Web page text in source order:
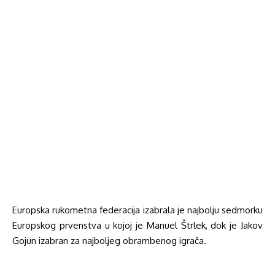
Europska rukometna federacija izabrala je najbolju sedmorku
Europskog prvenstva u kojoj je Manuel Štrlek, dok je Jakov
Gojun izabran za najboljeg obrambenog igrača.